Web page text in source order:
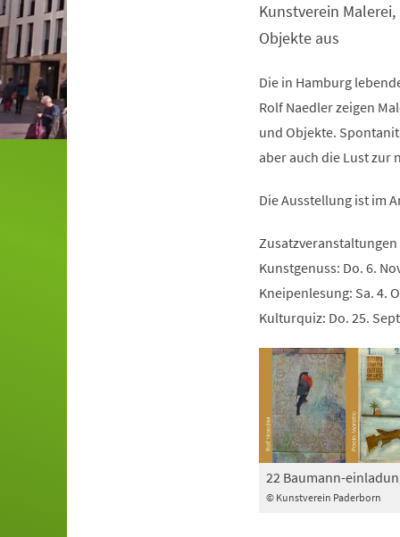
Kunstverein
Objekte aus
Die in Hamburg
Rolf Naedler zeigen
und Objekte.
aber auch die Lust zur
Die Ausstellung ist im
Kunstgenuss: Do. 6.
Kneipenlesung: Sa. 4.
Kulturquiz: Do. 25.
© Kunstverein Paderborn
22 Baumann-